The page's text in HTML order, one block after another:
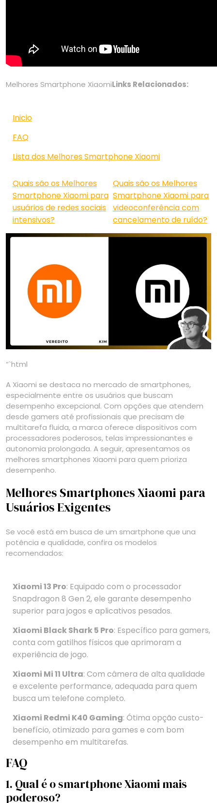
Melhores Smartphone XiaomiLinks Relacionados:
Inicio
FAQ
Lista dos Melhores Smartphone Xiaomi
Quais são os Melhores
Smartphone Xiaomi para
usuários de redes sociais
intensivos?
Quais são os Melhores
Smartphone Xiaomi para
videoconferência com
cancelamento de ruído?
“`html
A Xiaomi se destaca no mercado de smartphones,
especialmente entre os usuários que buscam
desempenho excepcional. Com opções que atendem
desde gamers até profissionais que precisam de
multitarefa fluida, a marca oferece dispositivos com
processadores poderosos, telas impressionantes e
autonomia prolongada. A seguir, apresentamos os
melhores smartphones Xiaomi para quem prioriza
desempenho.
Melhores Smartphones Xiaomi para
Usuários Exigentes
Se você está em busca de um smartphone que una
potência e qualidade, confira os modelos
recomendados:
Xiaomi 13 Pro: Equipado com o processador
Snapdragon 8 Gen 2, ele garante desempenho
superior para jogos e aplicativos pesados.
Xiaomi Black Shark 5 Pro: Específico para gamers,
conta com gatilhos físicos que aprimoram a
experiência de jogo.
Xiaomi Mi 11 Ultra: Com câmera de alta qualidade
e excelente performance, adequada para quem
busca um telefone completo.
Xiaomi Redmi K40 Gaming: Ótima opção custo-
benefício, otimizado para games e com bom
desempenho em multitarefas.
FAQ
1. Qual é o smartphone Xiaomi mais
poderoso?